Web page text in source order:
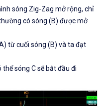
sóng Zig-Zag mở rộng, chỉ
có sóng (B) được mở
từ cuối sóng (B) và ta đạt
sóng C sẽ bắt đầu đi